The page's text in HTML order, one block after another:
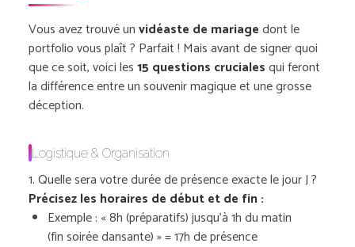
Vous avez trouvé unvidéaste de mariagedont le
portfolio vous plaît ? Parfait ! Mais avant de signer quoi
que ce soit, voici les15 questions crucialesqui feront
la différence entre un souvenir magique et une grosse
déception.
Logistique & Organisation
1. Quelle sera votre durée de présence exacte le jour J ?
Précisez les horaires de début et de fin :
Exemple : « 8h (préparatifs) jusqu’à 1h du matin
(fin soirée dansante) » = 17h de présence